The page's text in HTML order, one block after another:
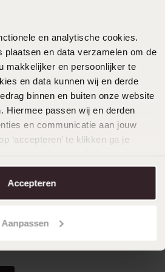
en analytische cookies.
plaatsen en data verzamelen om de
makkelijker en persoonlijker te
en data kunnen wij en derde
binnen en buiten onze website
Hiermee passen wij en derden
en communicatie aan jouw
‘accepteren’ te klikken ga je
over in onscookiebeleid.
Accepteren
Aanpassen